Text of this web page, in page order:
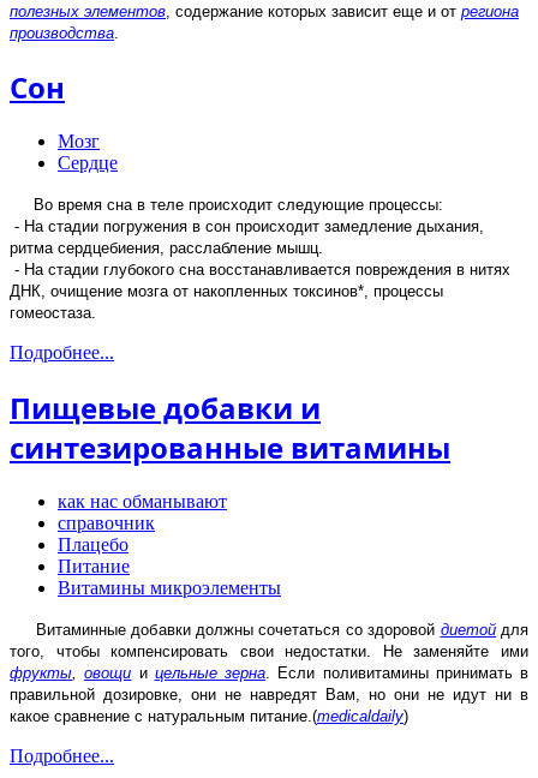
полезных элементов , содержание которых зависит еще и от региона
производства
Сон
Мозг
Сердце
Во время сна в теле происходит следующие процессы:
- На стадии погружения в сон происходит замедление дыхания,
ритма сердцебиения, расслабление мышц.
- На стадии глубокого сна восстанавливается повреждения в нитях
ДНК, очищение мозга от накопленных токсинов*, процессы
гомеостаза.
Подробнее...
Пищевые добавки и
синтезированные витамины
как нас обманывают
справочник
Плацебо
Питание
Витамины микроэлементы
Витаминные добавки должны сочетаться со здоровой диетойдля
того, чтобы компенсировать свои недостатки. Не заменяйте ими
фрукты
овощи и цельные зерна . Если поливитамины принимать в
правильной дозировке, они не навредят Вам, но они не идут ни в
какое сравнение с натуральным питание.(medicaldaily)
Подробнее...